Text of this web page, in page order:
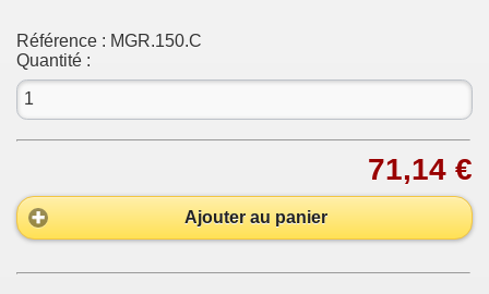
Référence : MGR.150.C
Quantité :
71,14 €
Ajouter au panier